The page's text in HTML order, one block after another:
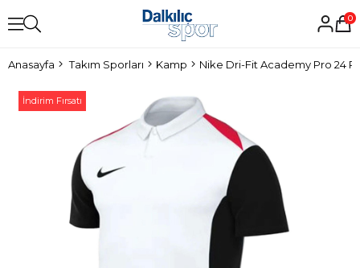
0
Anasayfa Takım Sporları Kamp Nike Dri-Fit Academy Pro 24
İndirim Fırsatı